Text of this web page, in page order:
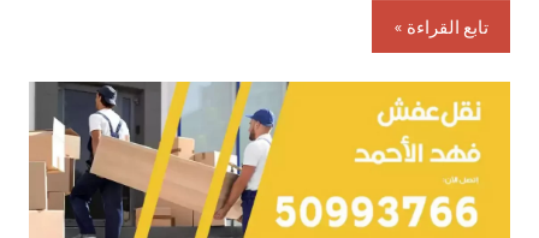
تابع القراءة